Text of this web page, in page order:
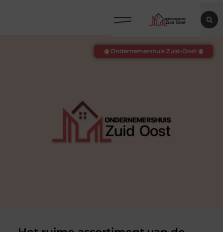
◉ Ondernemershuis Zuid-Oost ◉